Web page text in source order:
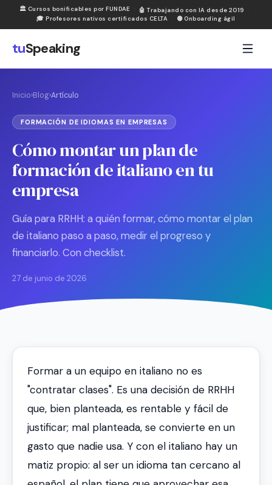
🏛 Cursos bonificables por FUNDAE 🤖 Trabajando con IA desde 2019
🎓 Profesores nativos certificados CELTA 🟢Onboarding ágil
tuSpeaking
Inicio›Blog›Artículo
FORMACIÓN DE IDIOMAS EN EMPRESAS
Cómo montar un plan de
formación de italiano en tu
empresa
Guía para RRHH: a quién formar, cómo montar el plan
de italiano paso a paso, medir el progreso y
financiarlo. Con checklist.
27 de junio de 2026
Formar a un equipo en italiano no es
"contratar clases". Es una decisión de RRHH
que, bien planteada, es rentable y fácil de
justificar; mal planteada, se convierte en un
gasto que nadie usa. Y con el italiano hay un
matiz propio: al ser un idioma tan cercano al